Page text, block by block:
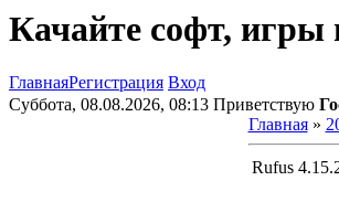
Качайте софт, игры
ГлавнаяРегистрация Вход
Суббота, 08.08.2026, 08:13 Приветствую
Главная»
Rufus